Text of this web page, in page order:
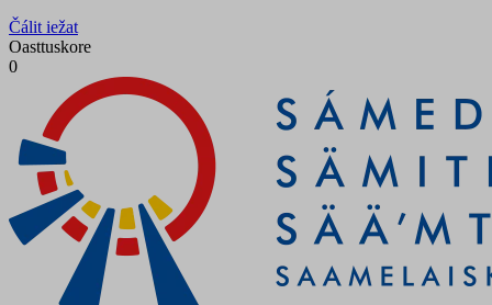
Čálit iežat
Oasttuskore
0